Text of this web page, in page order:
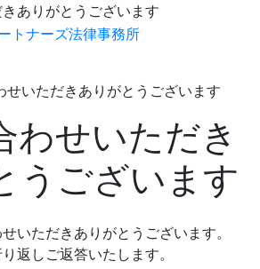
ありがとうございます
せいただきありがとうございます
わせいただき
うございます
いただきありがとうございます。
返しご返答いたします。